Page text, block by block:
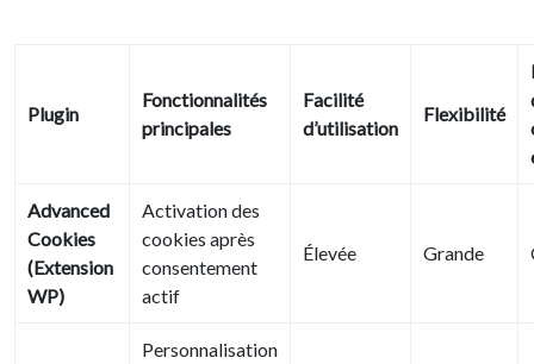
Plugin
Fonctionnalités
principales
Facilité
d’utilisation
Flexibilité
Advanced
Cookies
(Extension
WP)
Activation des
cookies après
consentement
actif
Élevée Grande
Personnalisation